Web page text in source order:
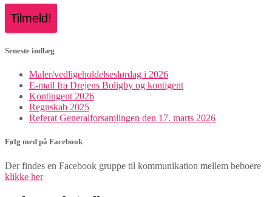
Seneste indlæg
Maler/vedligeholdelseslørdag i 2026
E-mail fra Drejens Boligby og kontigent
Kontingent 2026
Regnskab 2025
Referat Generalforsamlingen den 17. marts 2026
Følg med på Facebook
Der findes en Facebook gruppe til kommunikation mellem beboere
klikke her